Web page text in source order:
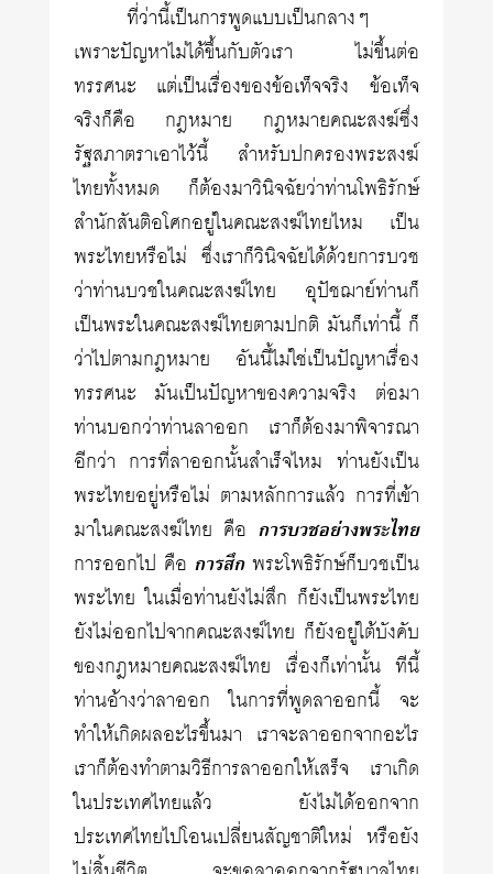
ที่ว่านี้เป็นการพูดแบบเป็นกลางๆ
เพราะปัญหาไม่ได้ขึ้นกับตัวเรา ไม่ขึ้นต่อ
ทรรศนะ แต่เป็นเรื่องของข้อเท็จจริง ข้อเท็จ
จริงก็คือ กฎหมาย กฎหมายคณะสงฆ์ซึ่ง
รัฐสภาตราเอาไว้นี้ สำหรับปกครองพระสงฆ์
ไทยทั้งหมด ก็ต้องมาวินิจฉัยว่าท่านโพธิรักษ์
สำนักสันติอโศกอยู่ในคณะสงฆ์ไทยไหม เป็น
พระไทยหรือไม่ ซึ่งเราก็วินิจฉัยได้ด้วยการบวช
ว่าท่านบวชในคณะสงฆ์ไทย อุปัชฌาย์ท่านก็
เป็นพระในคณะสงฆ์ไทยตามปกติ มันก็เท่านี้ ก็
ว่าไปตามกฎหมาย อันนี้ไม่ใช่เป็นปัญหาเรื่อง
ทรรศนะ มันเป็นปัญหาของความจริง ต่อมา
ท่านบอกว่าท่านลาออก เราก็ต้องมาพิจารณา
อีกว่า การที่ลาออกนั้นสำเร็จไหม ท่านยังเป็น
พระไทยอยู่หรือไม่ ตามหลักการแล้ว การที่เข้า
มาในคณะสงฆ์ไทย คือ การบวชอย่างพระไทย
การออกไป คือ การสึกพระโพธิรักษ์ก็บวชเป็น
พระไทย ในเมื่อท่านยังไม่สึก ก็ยังเป็นพระไทย
ยังไม่ออกไปจากคณะสงฆ์ไทย ก็ยังอยู่ใต้บังคับ
ของกฎหมายคณะสงฆ์ไทย เรื่องก็เท่านั้น ทีนี้
ท่านอ้างว่าลาออก ในการที่พูดลาออกนี้ จะ
ทำให้เกิดผลอะไรขึ้นมา เราจะลาออกจากอะไร
เราก็ต้องทำตามวิธีการลาออกให้เสร็จ เราเกิด
ในประเทศไทยแล้ว ยังไม่ได้ออกจาก
ประเทศไทยไปโอนเปลี่ยนสัญชาติใหม่ หรือยัง